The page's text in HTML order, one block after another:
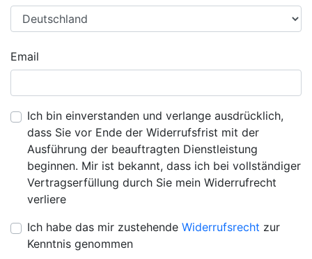
Email
Ich bin einverstanden und verlange ausdrücklich,
dass Sie vor Ende der Widerrufsfrist mit der
Ausführung der beauftragten Dienstleistung
beginnen. Mir ist bekannt, dass ich bei vollständiger
Vertragserfüllung durch Sie mein Widerrufrecht
verliere
Ich habe das mir zustehende Widerrufsrecht zur
Kenntnis genommen